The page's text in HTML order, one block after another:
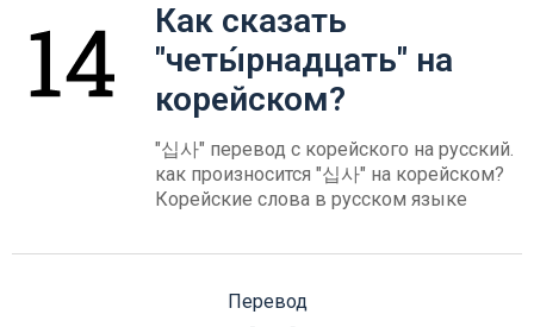
Как сказать
"четы́рнадцать" на
корейском?
"십사" перевод с корейского на русский.
как произносится "십사" на корейском?
Корейские слова в русском языке
Перевод